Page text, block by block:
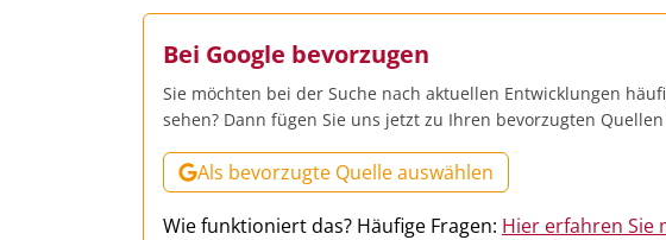
Bei Google bevorzugen
Sie möchten bei der Suche nach aktuellen Entwicklungen
sehen? Dann fügen Sie uns jetzt zu Ihren bevorzugten
Als bevorzugte Quelle auswählen
Wie funktioniert das? Häufige Fragen: Hier erfahren Sie